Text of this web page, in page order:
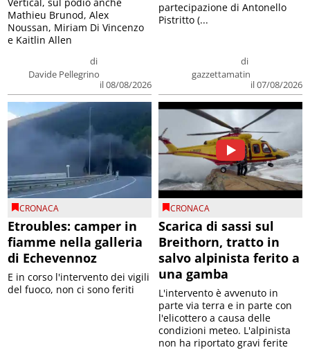
di
Davide Pellegrino
il 08/08/2026
Mathieu Brunod, Alex
Noussan, Miriam Di Vincenzo
e Kaitlin Allen
di
gazzettamatin
il 07/08/2026
partecipazione di Antonello
Pistritto (...
CRONACA
Etroubles: camper in
fiamme nella galleria
di Echevennoz
E in corso l'intervento dei vigili
del fuoco, non ci sono feriti
CRONACA
Scarica di sassi sul
Breithorn, tratto in
salvo alpinista ferito a
una gamba
L'intervento è avvenuto in
parte via terra e in parte con
l'elicottero a causa delle
condizioni meteo. L'alpinista
non ha riportato gravi ferite